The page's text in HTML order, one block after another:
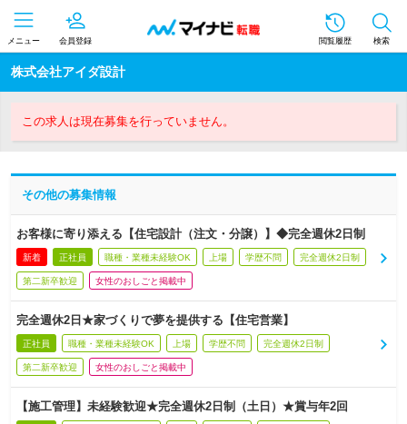
メニュー 会員登録 閲覧履歴 検索
株式会社アイダ設計
この求人は現在募集を行っていません。
その他の募集情報
お客様に寄り添える【住宅設計（注文・分譲）】◆完全週休2日制
新着 正社員 職種・業種未経験OK 上場 学歴不問 完全週休2日制
第二新卒歓迎 女性のおしごと掲載中
完全週休2日★家づくりで夢を提供する【住宅営業】
正社員 職種・業種未経験OK 上場 学歴不問 完全週休2日制
第二新卒歓迎 女性のおしごと掲載中
【施工管理】未経験歓迎★完全週休2日制（土日）★賞与年2回